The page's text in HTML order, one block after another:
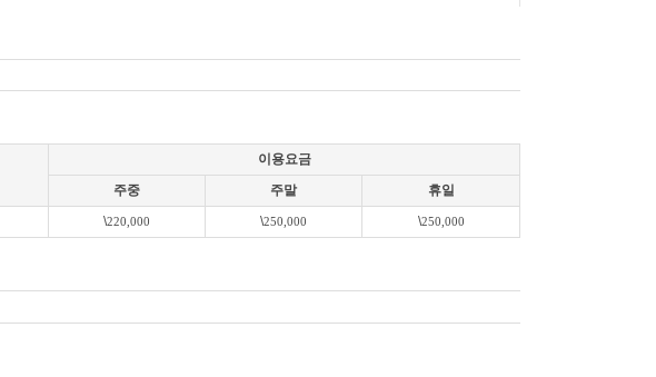
이용요금
주중
주말
휴일
\220,000 \250,000 \250,000